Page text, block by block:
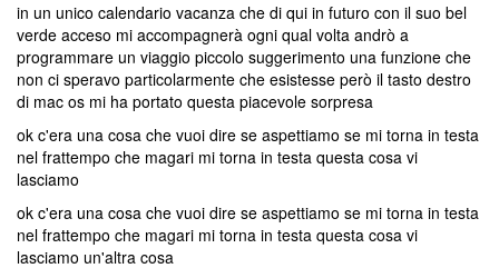
in un unico calendario vacanza che di qui in futuro con il suo bel
verde acceso mi accompagnerà ogni qual volta andrò a
programmare un viaggio piccolo suggerimento una funzione che
non ci speravo particolarmente che esistesse però il tasto destro
di mac os mi ha portato questa piacevole sorpresa
ok c'era una cosa che vuoi dire se aspettiamo se mi torna in testa
nel frattempo che magari mi torna in testa questa cosa vi
lasciamo
ok c'era una cosa che vuoi dire se aspettiamo se mi torna in testa
nel frattempo che magari mi torna in testa questa cosa vi
lasciamo un'altra cosa